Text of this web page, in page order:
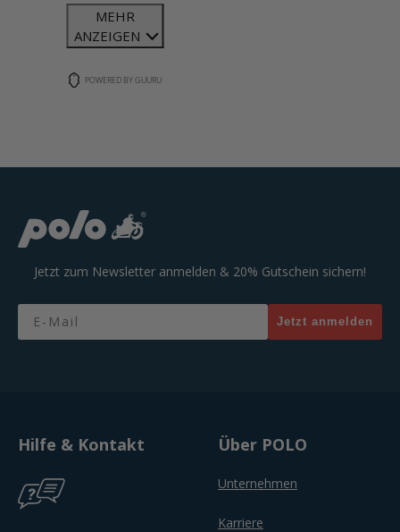
MEHR
ANZEIGEN
POWERED BY GUURU
Jetzt zum Newsletter anmelden & 20% Gutschein sichern!
Email
Jetzt anmelden
Hilfe & Kontakt Über POLO
Unternehmen
Karriere